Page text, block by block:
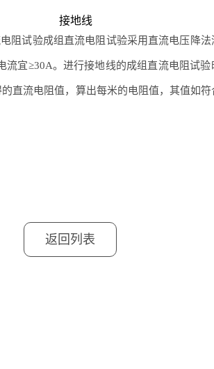
阻试验成组直流电阻试验采用直流电压降法
流宜≥30A。进行接地线的成组直流电阻试
直流电阻值，算出每米的电阻值，其值如
返回列表